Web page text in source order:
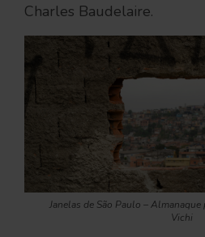
Charles Baudelaire.
Janelas de São Paulo –
Vichi